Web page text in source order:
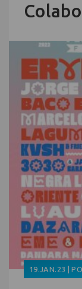
19.JAN.23 |